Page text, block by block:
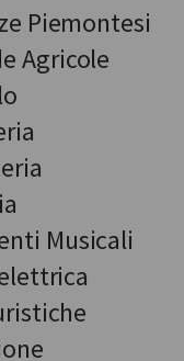
Piemontesi
Agricole
Musicali